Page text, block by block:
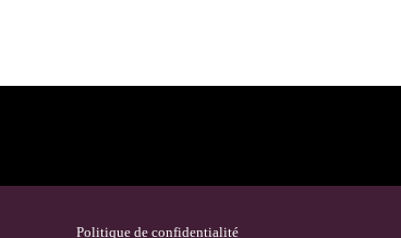
Politique de confidentialité